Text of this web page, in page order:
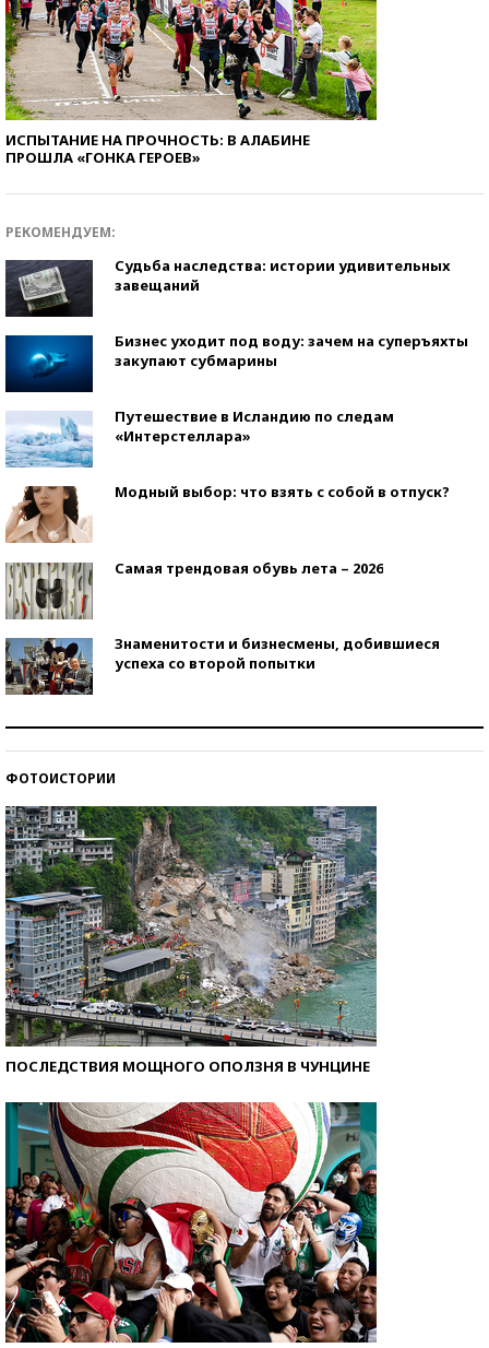
ИСПЫТАНИЕ НА ПРОЧНОСТЬ: В АЛАБИНЕ
ПРОШЛА «ГОНКА ГЕРОЕВ»
РЕКОМЕНДУЕМ:
Судьба наследства: истории удивительных
завещаний
Бизнес уходит под воду: зачем на суперъяхты
закупают субмарины
Путешествие в Исландию по следам
«Интерстеллара»
Модный выбор: что взять с собой в отпуск?
Самая трендовая обувь лета – 2026
Знаменитости и бизнесмены, добившиеся
успеха со второй попытки
ФОТОИСТОРИИ
ПОСЛЕДСТВИЯ МОЩНОГО ОПОЛЗНЯ В ЧУНЦИНЕ